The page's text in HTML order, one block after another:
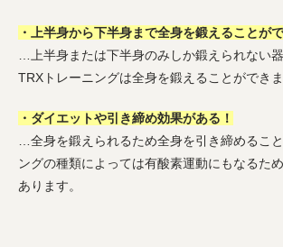
・上半身から下半身まで全身を鍛えることが
…上半身または下半身のみしか鍛えられない
TRXトレーニングは全身を鍛えることができま
・ダイエットや引き締め効果がある！
…全身を鍛えられるため全身を引き締めるこ
ングの種類によっては有酸素運動にもなるた
あります。